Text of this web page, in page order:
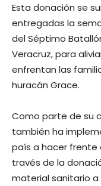
Esta donación se
entregadas la
del Séptimo
Veracruz, para
enfrentan las
huracán Grace.
Como parte de su
también ha
país a hacer frente
través de la
material sanitario